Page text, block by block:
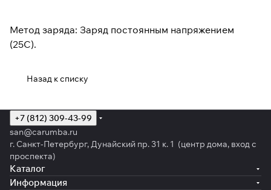
Метод заряда: Заряд постоянным напряжением
(25C).
Назад к списку
+7 (812) 309-43-99
san@carumba.ru
г. Санкт-Петербург, Дунайский пр. 31 к. 1 (центр дома, вход с
проспекта)
Каталог
Информация